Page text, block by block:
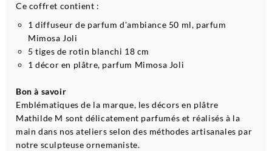
Ce coffret contient :
1 diffuseur de parfum d'ambiance 50 ml, parfum
Mimosa Joli
5 tiges de rotin blanchi 18 cm
1 décor en plâtre, parfum Mimosa Joli
Bon à savoir
Emblématiques de la marque, les décors en plâtre
Mathilde M sont délicatement parfumés et réalisés à la
main dans nos ateliers selon des méthodes artisanales par
notre sculpteuse ornemaniste.